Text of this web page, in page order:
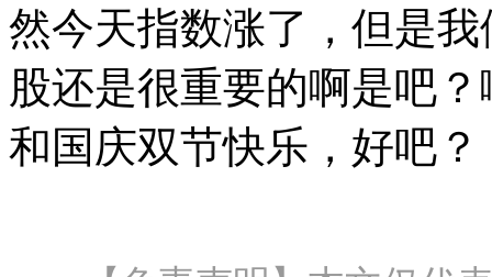
然今天指数涨了，但是
股还是很重要的啊是吧
和国庆双节快乐，好吧？